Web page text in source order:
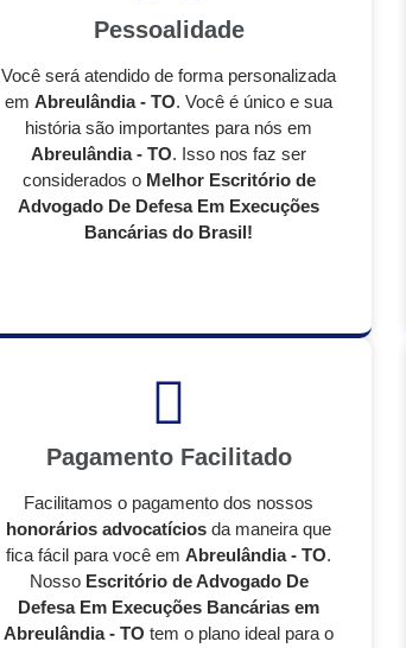
Pessoalidade
Você será atendido de forma personalizada
em Abreulândia - TO. Você é único e sua
história são importantes para nós em
Abreulândia - TO. Isso nos faz ser
considerados o Melhor Escritório de
Advogado De Defesa Em Execuções
Bancárias do Brasil!
Pagamento Facilitado
Facilitamos o pagamento dos nossos
honorários advocatícios da maneira que
fica fácil para você em Abreulândia - TO.
Nosso Escritório de Advogado De
Defesa Em Execuções Bancárias em
Abreulândia - TO tem o plano ideal para o